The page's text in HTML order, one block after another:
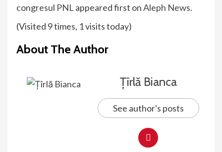
congresul PNL appeared first onAleph News.
(Visited 9 times, 1 visits today)
About The Author
Țîrlă Bianca
See author's posts